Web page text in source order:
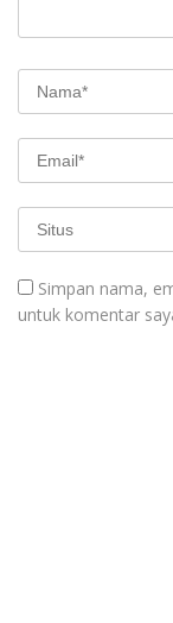
Simpan nama,
untuk komentar